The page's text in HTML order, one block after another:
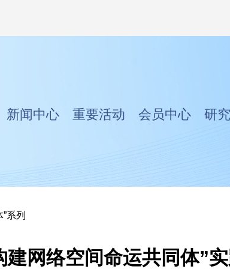
新闻中心 重要活动 会员中心 研
系列
建网络空间命运共同体”